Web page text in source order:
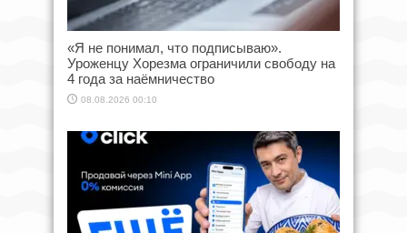
«Я не понимал, что подписываю».
Уроженцу Хорезма ограничили свободу на
4 года за наёмничество
08.08.2026 00:10